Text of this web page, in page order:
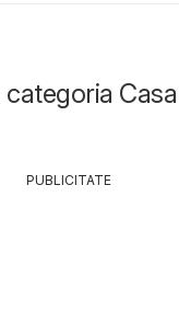
PUBLICITATE